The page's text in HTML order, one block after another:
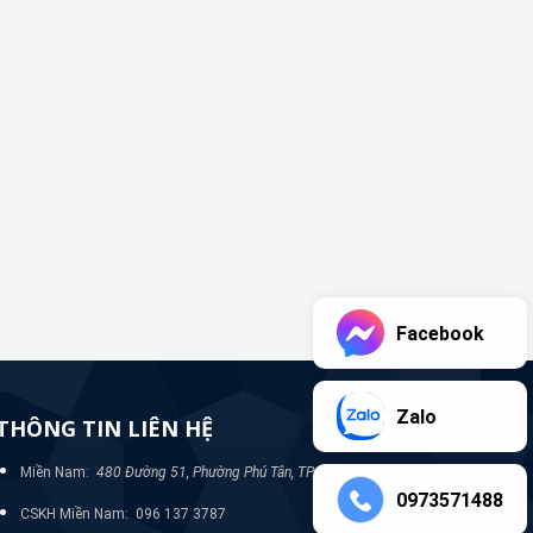
TIN LIÊN HỆ
Miền Nam: 480 Đường 51, Phường Phú Tân, TP Bình Dương
CSKH Miền Nam: 096 137 3787
Facebook
Zalo
0973571488